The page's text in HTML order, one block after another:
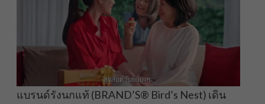
แบรนด์รังนกแท้ (BRAND’S® Bird’s Nest) เดิน